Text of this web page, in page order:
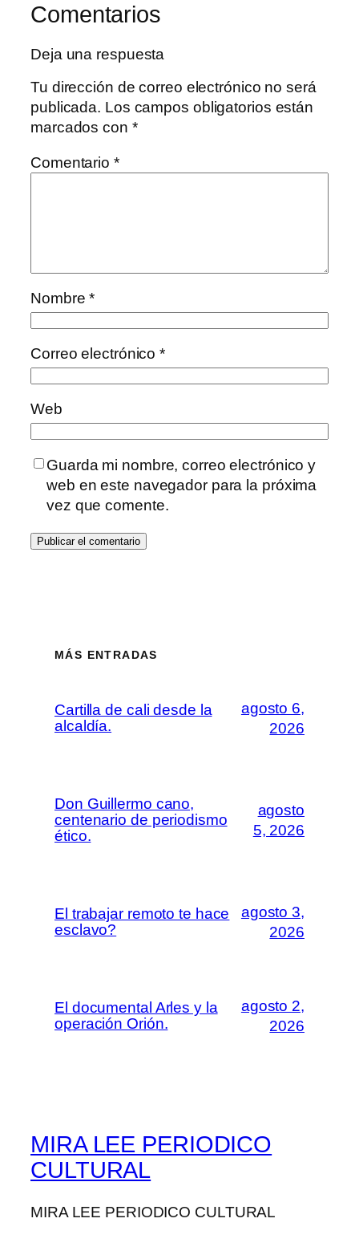
Comentarios
Deja una respuesta
Tu dirección de correo electrónico no será
publicada. Los campos obligatorios están
marcados con *
Comentario *
Nombre*
Correo electrónico*
Web
Guarda mi nombre, correo electrónico y
web en este navegador para la próxima
vez que comente.
MÁS ENTRADAS
Cartilla de cali desde la
alcaldía.
agosto 6,
2026
Don Guillermo cano,
centenario de periodismo
ético.
agosto
5, 2026
El trabajar remoto te hace
esclavo?
agosto 3,
2026
El documental Arles y la
operación Orión.
agosto 2,
2026
MIRA LEE PERIODICO
CULTURAL
MIRA LEE PERIODICO CULTURAL